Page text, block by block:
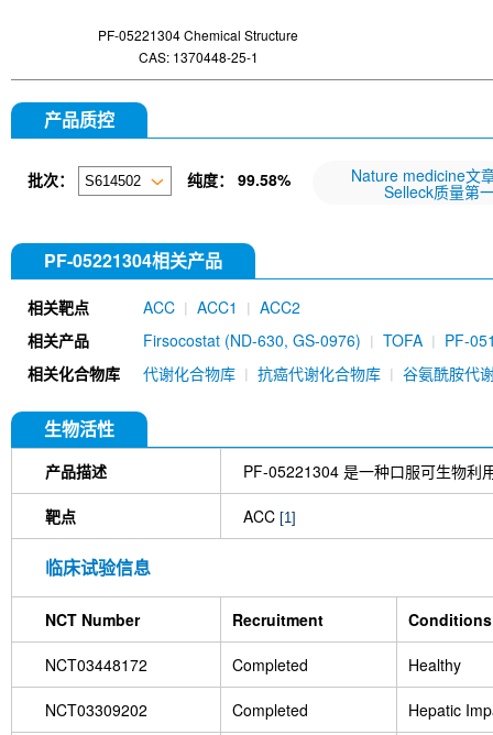
PF-05221304 Chemical Structure
CAS: 1370448-25-1
产品质控
批次： 纯度： 99.58% Nature medicine文
Selleck质量第
PF-05221304相关产品
相关靶点 ACC ACC1
ACC2
相关产品
Firsocostat (ND-630, GS-0976) TOFA
PF-
相关化合物库
代谢化合物库 抗癌代谢化合物库 谷氨酰胺代
生物活性
产品描述 PF-05221304 是一种口服可生物利
靶点 ACC [1]
临床试验信息
NCT Number Recruitment Conditions
NCT03448172 Completed Healthy
NCT03309202 Completed Hepatic